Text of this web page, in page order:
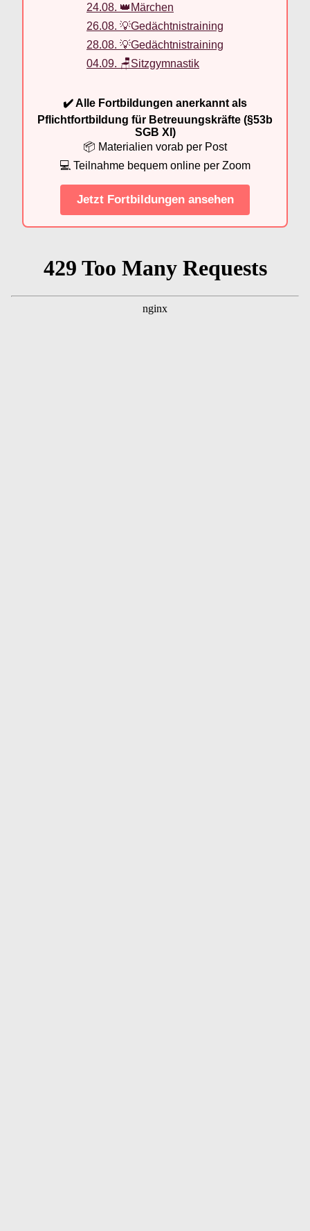
24.08. 👑Märchen
26.08. 💡Gedächtnistraining
28.08. 💡Gedächtnistraining
04.09. 🪑Sitzgymnastik
✔️ Alle Fortbildungen anerkannt als
Pflichtfortbildung für Betreuungskräfte (§53b
SGB XI)
📦 Materialien vorab per Post
💻 Teilnahme bequem online per Zoom
Jetzt Fortbildungen ansehen